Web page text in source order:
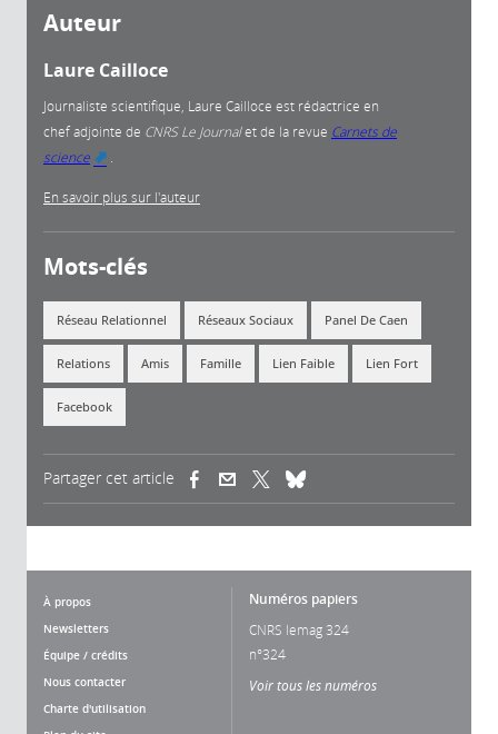
Auteur
Laure Cailloce
Journaliste scientifique, Laure Cailloce est rédactrice en
chef adjointe de CNRS Le Journalet de la revue Carnets de
science
.
En savoir plus sur l'auteur
Mots-clés
Réseau Relationnel Réseaux Sociaux Panel De Caen
Relations Amis Famille Lien Faible Lien Fort
Facebook
Partager cet article (link is external)(link is external)
À propos
Newsletters
Équipe / crédits
Nous contacter
Charte d'utilisation
Numéros papiers
CNRS lemag 324
n°324
Voir tous les numéros